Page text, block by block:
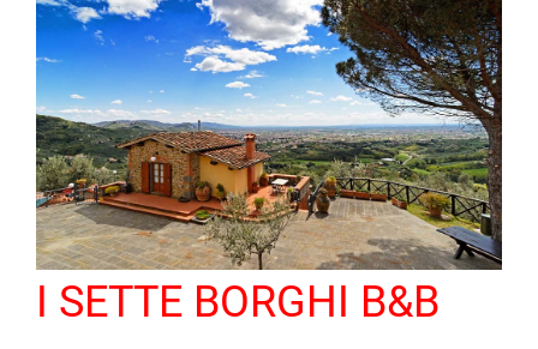
I SETTE BORGHI B&B